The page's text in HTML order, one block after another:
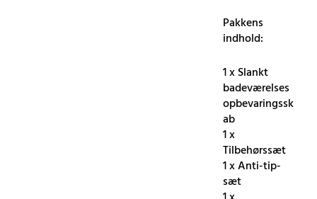
Pakkens
indhold:
1 x Slankt
badeværelses
opbevaringssk
ab
1 x
Tilbehørssæt
1 x Anti-tip-
sæt